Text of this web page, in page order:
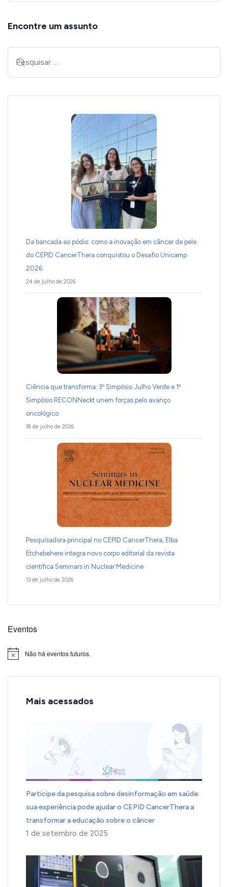
Encontre um assunto
Da bancada ao pódio: como a inovação em câncer de pele
do CEPID CancerThera conquistou o Desafio Unicamp
2026
24 de julho de 2026
Ciência que transforma: 3º Simpósio Julho Verde e 1º
Simpósio RECONNeckt unem forças pelo avanço
oncológico
18 de julho de 2026
Pesquisadora principal no CEPID CancerThera, Elba
Etchebehere integra novo corpo editorial da revista
científica Seminars in Nuclear Medicine
13 de julho de 2026
Eventos
Notice Não há eventos futuros.
Mais acessados
Participe da pesquisa sobre desinformação em saúde:
sua experiência pode ajudar o CEPID CancerThera a
transformar a educação sobre o câncer
1 de setembro de 2025